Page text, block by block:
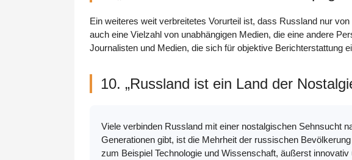
Ein weiteres weit verbreitetes Vorurteil ist, dass Russland nur
auch eine Vielzahl von unabhängigen Medien, die eine andere
Journalisten und Medien, die sich für objektive Berichterstattung
10. „Russland ist ein Land der
Viele verbinden Russland mit einer nostalgischen Sehnsucht
Generationen gibt, ist die Mehrheit der russischen
zum Beispiel Technologie und Wissenschaft, äußerst